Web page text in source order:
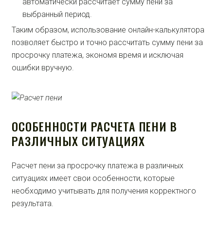
выбранный период.
Таким образом, использование онлайн-калькулятора
позволяет быстро и точно рассчитать сумму пени за
просрочку платежа, экономя время и исключая
ошибки вручную.
ОСОБЕННОСТИ РАСЧЕТА ПЕНИ В
РАЗЛИЧНЫХ СИТУАЦИЯХ
Расчет пени за просрочку платежа в различных
ситуациях имеет свои особенности, которые
необходимо учитывать для получения корректного
результата.